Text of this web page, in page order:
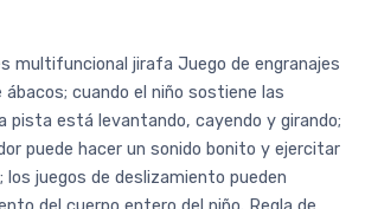
multifuncional jirafa Juego de engranajes
ábacos; cuando el niño sostiene las
pista está levantando, cayendo y girando;
puede hacer un sonido bonito y ejercitar
los juegos de deslizamiento pueden